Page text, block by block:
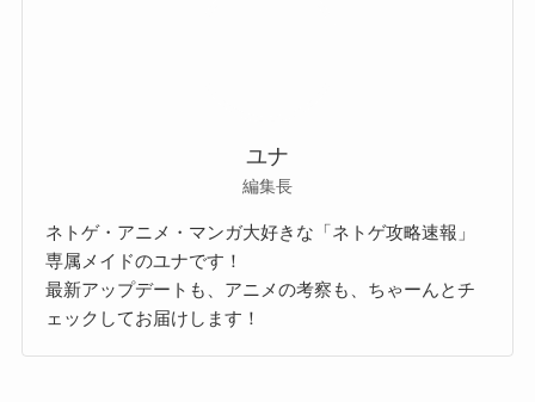
ユナ
編集長
ネトゲ・アニメ・マンガ大好きな「ネトゲ攻略速報」
専属メイドのユナです！
最新アップデートも、アニメの考察も、ちゃーんとチ
ェックしてお届けします！